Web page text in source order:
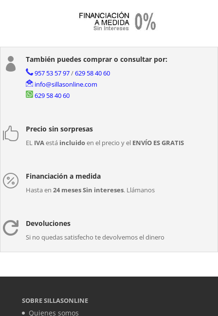
 También puedes comprar o consultar por:
957 53 57 97/629 58 40 60
info@sillasonline.com
629 58 40 60
 Precio sin sorpresas
EL IVAestá incluidoen el precio y el ENVÍO ES GRATIS
 Financiación a medida
Hasta en 24 meses Sin intereses. Llámanos
 Devoluciones
Si no quedas satisfecho te devolvemos el dinero
SOBRE SILLASONLINE
Quienes somos